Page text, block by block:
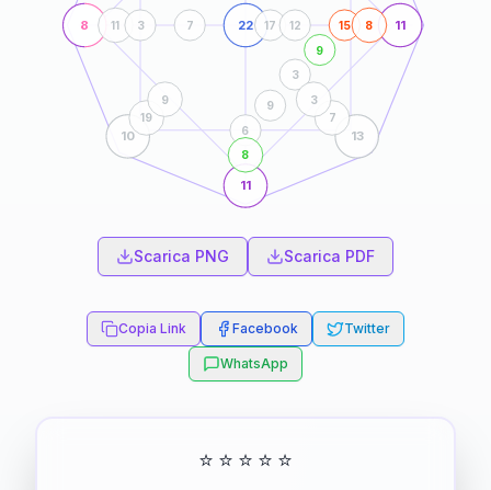
8 11
11
22
10 13
6
9
3
9
15
11 8
8
3 17 12
7
19
9
7
3
Scarica PNG Scarica PDF
Copia Link Facebook Twitter
WhatsApp
⭐ ⭐ ⭐ ⭐ ⭐